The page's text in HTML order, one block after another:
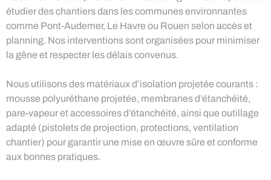
étudier des chantiers dans les communes environnantes
comme Pont-Audemer, Le Havre ou Rouen selon accès et
planning. Nos interventions sont organisées pour minimiser
la gêne et respecter les délais convenus.
Nous utilisons des matériaux d’isolation projetée courants :
mousse polyuréthane projetée, membranes d’étanchéité,
pare-vapeur et accessoires d’étanchéité, ainsi que outillage
adapté (pistolets de projection, protections, ventilation
chantier) pour garantir une mise en œuvre sûre et conforme
aux bonnes pratiques.